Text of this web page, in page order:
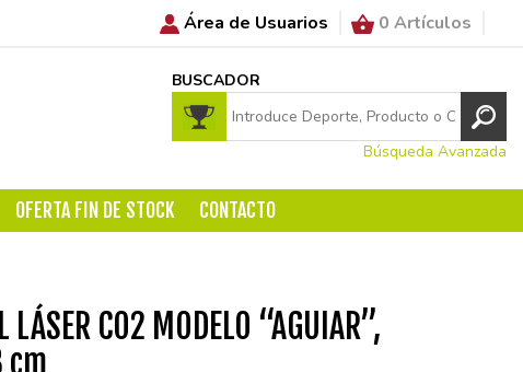
Área de Usuarios 0 Artículos
BUSCADOR
Búsqueda Avanzada
OFERTA FIN DE STOCK CONTACTO
LÁSER CO2 MODELO “AGUIAR”,
cm